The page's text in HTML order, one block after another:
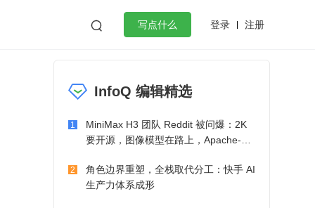
 写点什么 登录 注册
微服务架构 flutter
InfoQ 编辑精选
1
MiniMax H3 团队 Reddit 被问爆：2K
要开源，图像模型在路上，Apache-2.0
2
角色边界重塑，全栈取代分工：快手 AI
生产力体系成形